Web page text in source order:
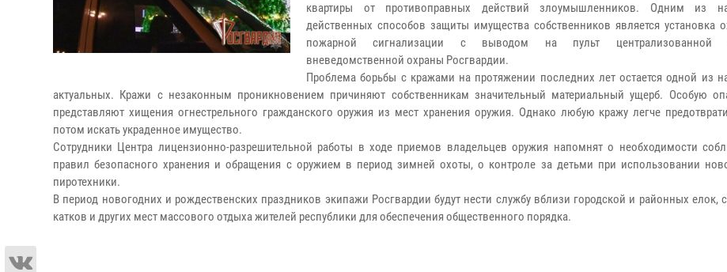
квартиры от противоправных действий злоумышленников. Одним из
действенных способов защиты имущества собственников является установка
пожарной сигнализации с выводом на пульт централизованной
вневедомственной охраны Росгвардии.
Проблема борьбы с кражами на протяжении последних лет остается одной из
актуальных. Кражи с незаконным проникновением причиняют собственникам значительный материальный ущерб. Особую
представляют хищения огнестрельного гражданского оружия из мест хранения оружия. Однако любую кражу легче
потом искать украденное имущество.
Сотрудники Центра лицензионно-разрешительной работы в ходе приемов владельцев оружия напомнят о необходимости
правил безопасного хранения и обращения с оружием в период зимней охоты, о контроле за детьми при использовании
пиротехники.
В период новогодних и рождественских праздников экипажи Росгвардии будут нести службу вблизи городской и районных елок,
катков и других мест массового отдыха жителей республики для обеспечения общественного порядка.